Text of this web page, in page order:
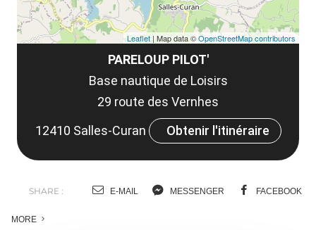
PARELOUP PILOT'
Base nautique de Loisirs
29 route des Vernhes
12410 Salles-Curan
Obtenir l'itinéraire
Leaflet | Map data ©OpenStreetMap contributors
SHARE : E-MAIL MESSENGER FACEBOOK
MORE